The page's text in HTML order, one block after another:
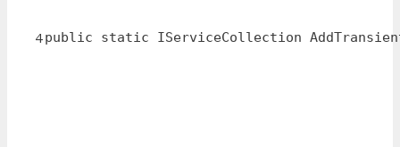
4public static IServiceCollection